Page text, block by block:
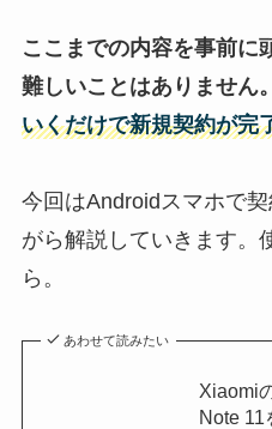
ここまでの内容を事前に
難しいことはありません。
いくだけで新規契約が完
今回はAndroidスマホで
がら解説していきます。
ら。
あわせて読みたい
Xiaomi
Note 11